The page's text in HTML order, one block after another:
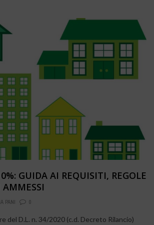
GUIDA AI REQUISITI, REGOLE
PANI 0
del D.L. n. 34/2020 (c.d. Decreto Rilancio)